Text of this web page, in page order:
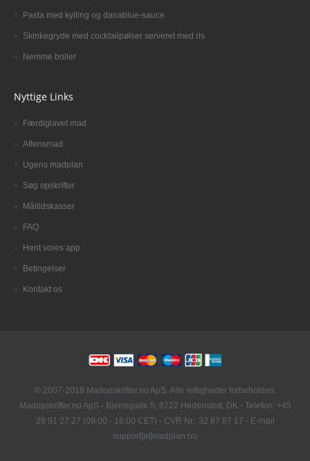
Pasta med kylling og danablue-sauce
Skinkegryde med cocktailpølser serveret med ris
Nemme boller
Nyttige Links
Færdiglavet mad
Aftensmad
Ugens madplan
Søg opskrifter
Måltidskasser
FAQ
Hent vores app
Betingelser
Kontakt os
© 2007-2018 Madopskrifter.nu ApS. Alle rettigheder forbeholdes.
Madopskrifter.nu ApS - Bjerregade 5, 8722 Hedensted, DK - Telefon: +45
28 91 27 27 (09:00 - 16:00 CET) - CVR Nr.: 32 87 87 17 - E-mail
support[at]madplan.nu